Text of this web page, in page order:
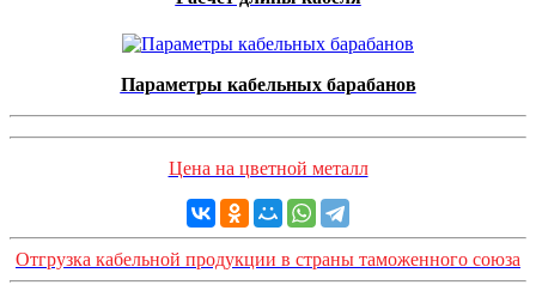
Параметры кабельных барабанов
Цена на цветной металл
Отгрузка кабельной продукции в страны таможенного союза